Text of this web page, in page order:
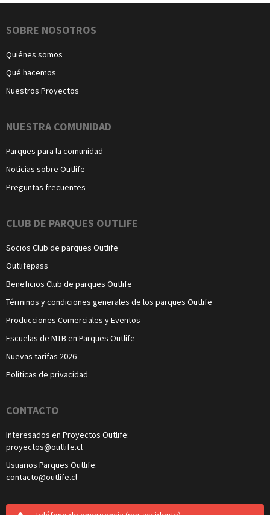
Navegación
SOBRE NOSOTROS
Quiénes somos
Qué hacemos
Nuestros Proyectos
NUESTRA COMUNIDAD
Parques para la comunidad
Noticias sobre Outlife
Preguntas frecuentes
CLUB DE PARQUES OUTLIFE
Socios Club de parques Outlife
Outlifepass
Beneficios Club de parques Outlife
Términos y condiciones generales de los parques Outlife
Producciones Comerciales y Eventos
Escuelas de MTB en Parques Outlife
Nuevas tarifas 2026
Politicas de privacidad
CONTACTO
Interesados en Proyectos Outlife:
proyectos@outlife.cl
Usuarios Parques Outlife:
contacto@outlife.cl